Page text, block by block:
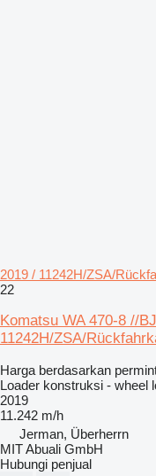
2019 / 11242H/ZSA/
22
Komatsu WA 470-8 //
11242H/ZSA/
Harga berdasarkan
Loader konstruksi - wheel
2019
11.242 m/h
Jerman, Überherrn
MIT Abuali GmbH
Hubungi penjual